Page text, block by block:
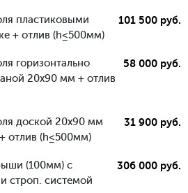
пластиковыми
+ отлив (h≤500мм)
101 500 руб.
горизонтально
20х90 мм + отлив
58 000 руб.
доской 20х90 мм
отлив (h≤500мм)
31 900 руб.
(100мм) с
строп. системой
306 000 руб.